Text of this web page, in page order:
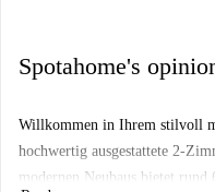
Spotahome's
Willkommen in Ihrem stilvoll
hochwertig ausgestattete 2-
modernen Neubaus bietet